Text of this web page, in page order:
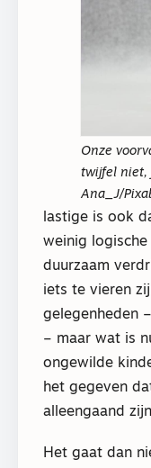
Onze
twijfel niet,
Ana_J/
lastige is ook
weinig logische
duurzaam
iets te vieren
gelegenheden
– maar wat is
ongewilde
het gegeven
alleengaand
Het gaat dan